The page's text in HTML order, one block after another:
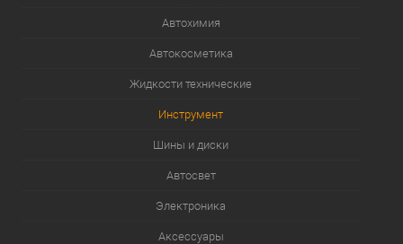
Автохимия
Автокосметика
Жидкости технические
Инструмент
Шины и диски
Автосвет
Электроника
Аксессуары